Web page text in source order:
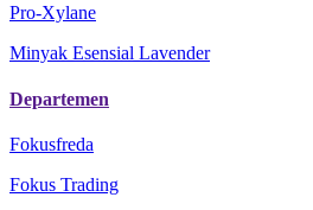
Pro-Xylane
Minyak Esensial Lavender
Departemen
Fokusfreda
Fokus Trading